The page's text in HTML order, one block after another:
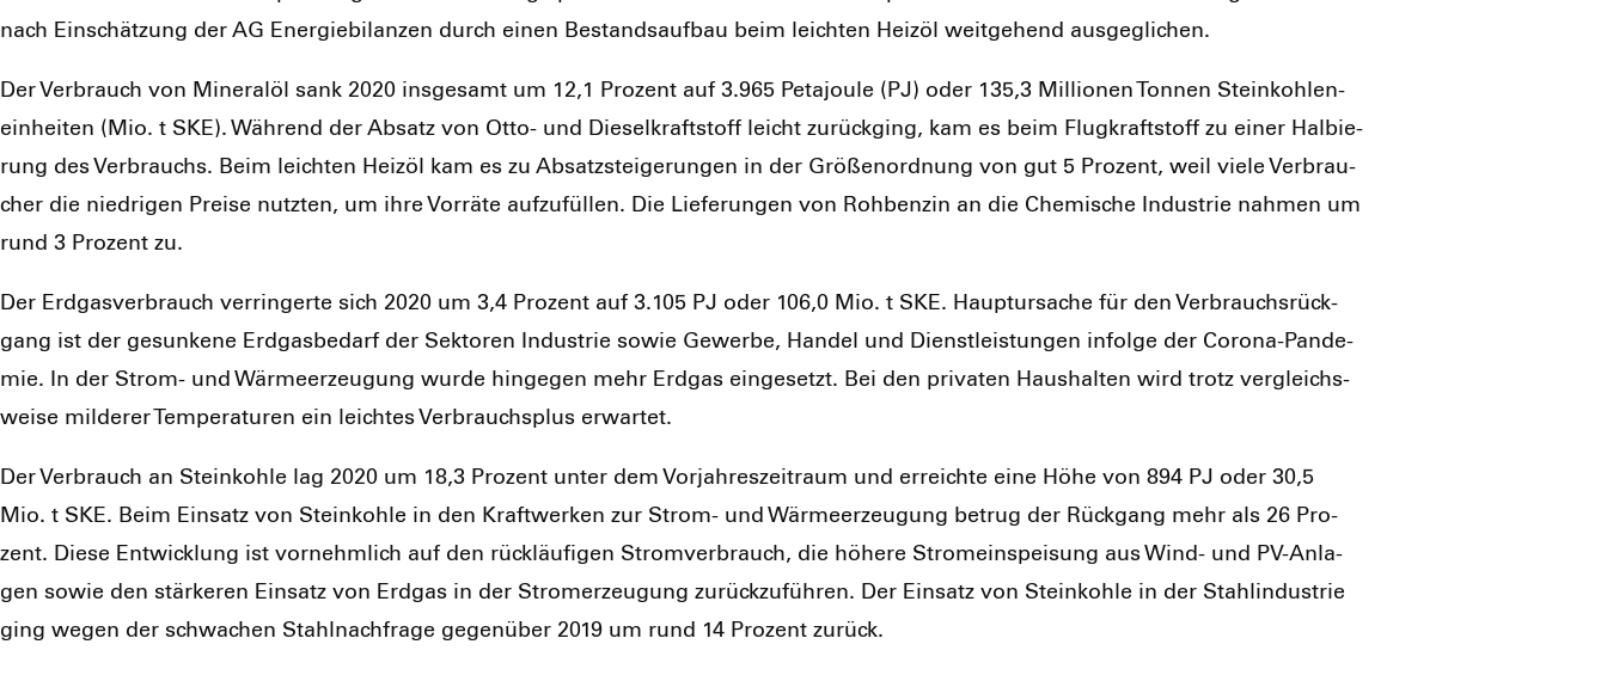
nach Ein­schät­zung der AG Ener­gie­bi­lan­zen durch einen Bestands­auf­bau beim leich­ten Heiz­öl weit­ge­hend aus­ge­gli­chen.
Der Ver­brauch von Mine­ral­öl sank 2020 ins­ge­samt um 12,1 Pro­zent auf 3.965 Peta­joule (PJ) oder 135,3 Mil­lio­nen Ton­nen Stein­koh­len­
ein­hei­ten (Mio. t SKE). Wäh­rend der Absatz von Otto- und Die­sel­kraft­stoff leicht zurück­ging, kam es beim Flug­kraft­stoff zu einer Hal­bie­
rung des Ver­brauchs. Beim leich­ten Heiz­öl kam es zu Absatz­stei­ge­run­gen in der Grö­ßen­ord­nung von gut 5 Pro­zent, weil vie­le Ver­brau­
cher die nied­ri­gen Prei­se nutz­ten, um ihre Vor­rä­te auf­zu­fül­len. Die Lie­fe­run­gen von Roh­ben­zin an die Che­mi­sche Indus­trie nah­men um
rund 3 Pro­zent zu.
Der Erd­gas­ver­brauch ver­rin­ger­te sich 2020 um 3,4 Pro­zent auf 3.105 PJ oder 106,0 Mio. t SKE. Haupt­ur­sa­che für den Ver­brauchs­rück­
gang ist der gesun­ke­ne Erd­gas­be­darf der Sek­to­ren Indus­trie sowie Gewer­be, Han­del und Dienst­leis­tun­gen infol­ge der Coro­na-Pan­de­
mie. In der Strom- und Wär­me­er­zeu­gung wur­de hin­ge­gen mehr Erd­gas ein­ge­setzt. Bei den pri­va­ten Haus­hal­ten wird trotz ver­gleichs­
wei­se mil­de­rer Tem­pe­ra­tu­ren ein leich­tes Ver­brauchs­plus erwar­tet.
Der Ver­brauch an Stein­koh­le lag 2020 um 18,3 Pro­zent unter dem Vor­jah­res­zeit­raum und erreich­te eine Höhe von 894 PJ oder 30,5
Mio. t SKE. Beim Ein­satz von Stein­koh­le in den Kraft­wer­ken zur Strom- und Wär­me­er­zeu­gung betrug der Rück­gang mehr als 26 Pro­
zent. Die­se Ent­wick­lung ist vor­nehm­lich auf den rück­läu­fi­gen Strom­ver­brauch, die höhe­re Strom­ein­spei­sung aus Wind- und PV-Anla­
gen sowie den stär­ke­ren Ein­satz von Erd­gas in der Strom­erzeu­gung zurück­zu­füh­ren. Der Ein­satz von Stein­koh­le in der Stahl­in­dus­trie
ging wegen der schwa­chen Stahl­nach­fra­ge gegen­über 2019 um rund 14 Pro­zent zurück.